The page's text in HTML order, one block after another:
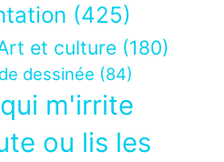
(425)
et culture (180)
dessinée (84)
m'irrite
ou lis les